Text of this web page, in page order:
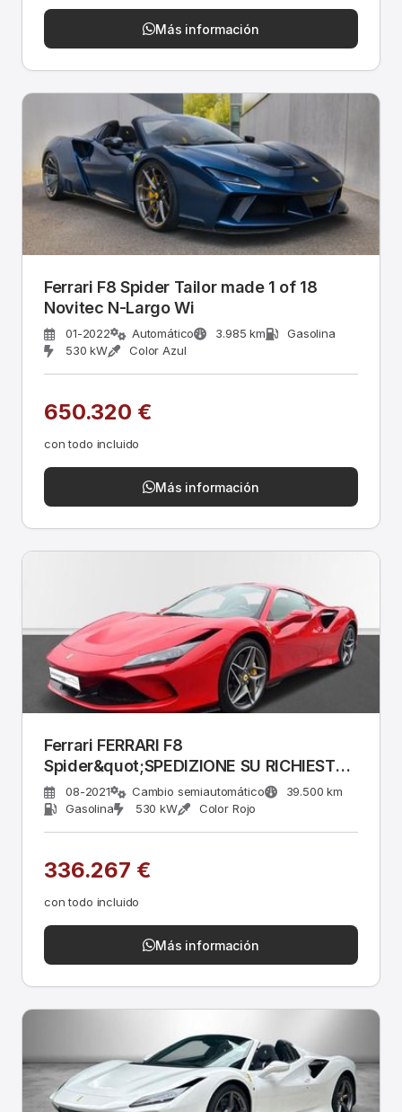
Más información
Ferrari F8 Spider Tailor made 1 of 18
Novitec N-Largo Wi
01-2022 Automático 3.985 km
Gasolina
530 kW
Color Azul
650.320 €
con todo incluido
Más información
Ferrari FERRARI F8
Spider&quot;SPEDIZIONE SU RICHIESTA
IN TUT
08-2021 Cambio semiautomático
39.500 km
Gasolina
530 kW Color Rojo
336.267 €
con todo incluido
Más información